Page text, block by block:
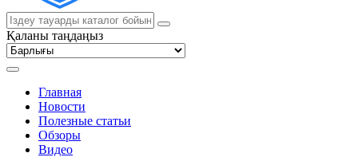
Қаланы таңдаңыз
Главная
Новости
Полезные статьи
Обзоры
Видео